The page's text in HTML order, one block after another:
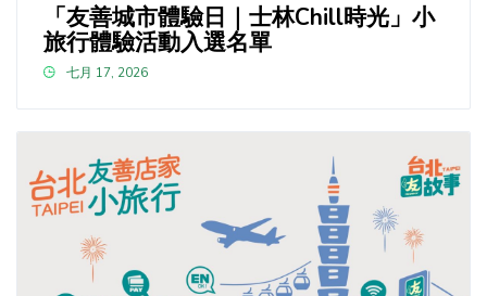
「友善城市體驗日｜士林Chill時光」小
旅行體驗活動入選名單
七月 17, 2026